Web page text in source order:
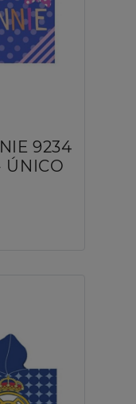
9234
ÚNICO